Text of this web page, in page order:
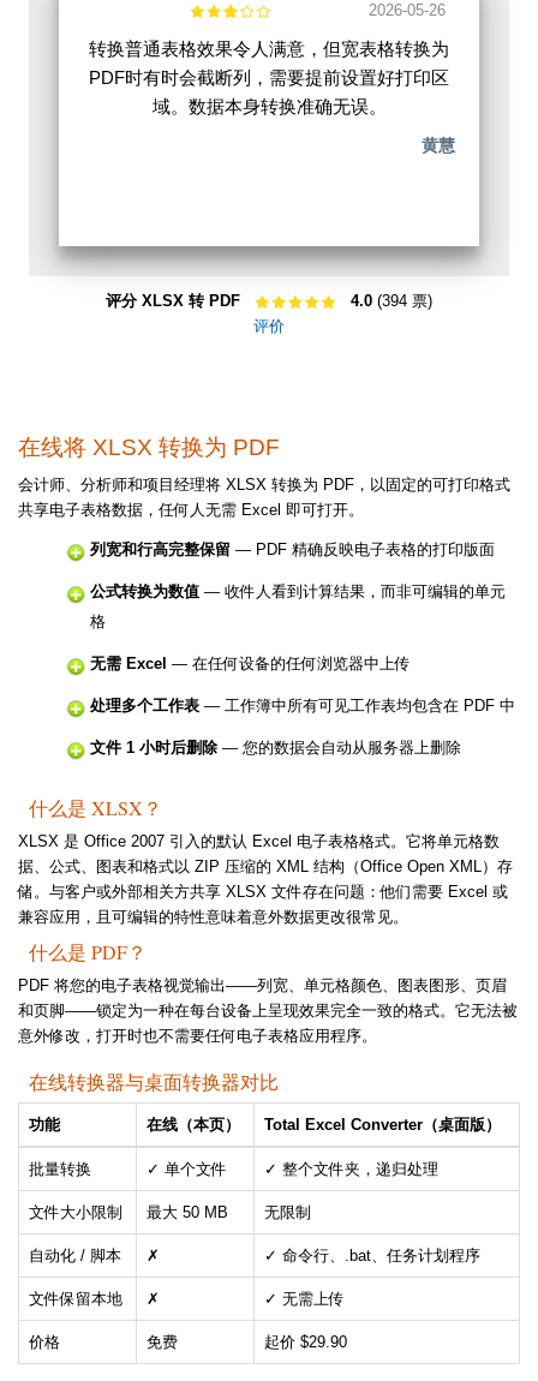
2026-05-26
转换普通表格效果令人满意，但宽表格转换为
PDF时有时会截断列，需要提前设置好打印区
域。数据本身转换准确无误。
黄慧
评分 XLSX 转 PDF 4.0 (394 票)
评价
在线将 XLSX 转换为 PDF
会计师、分析师和项目经理将 XLSX 转换为 PDF，以固定的可打印格式
共享电子表格数据，任何人无需 Excel 即可打开。
列宽和行高完整保留 — PDF 精确反映电子表格的打印版面
公式转换为数值 — 收件人看到计算结果，而非可编辑的单元
格
无需 Excel — 在任何设备的任何浏览器中上传
处理多个工作表 — 工作簿中所有可见工作表均包含在 PDF 中
文件 1 小时后删除 — 您的数据会自动从服务器上删除
什么是 XLSX？
XLSX 是 Office 2007 引入的默认 Excel 电子表格格式。它将单元格数
据、公式、图表和格式以 ZIP 压缩的 XML 结构（Office Open XML）存
储。与客户或外部相关方共享 XLSX 文件存在问题：他们需要 Excel 或
兼容应用，且可编辑的特性意味着意外数据更改很常见。
什么是 PDF？
PDF 将您的电子表格视觉输出——列宽、单元格颜色、图表图形、页眉
和页脚——锁定为一种在每台设备上呈现效果完全一致的格式。它无法被
意外修改，打开时也不需要任何电子表格应用程序。
在线转换器与桌面转换器对比
功能 在线（本页） Total Excel Converter（桌面版）
批量转换 ✓ 单个文件 ✓ 整个文件夹，递归处理
文件大小限制 最大 50 MB 无限制
自动化 / 脚本 ✗ ✓ 命令行、.bat、任务计划程序
文件保留本地 ✗ ✓ 无需上传
价格 免费 起价 $29.90